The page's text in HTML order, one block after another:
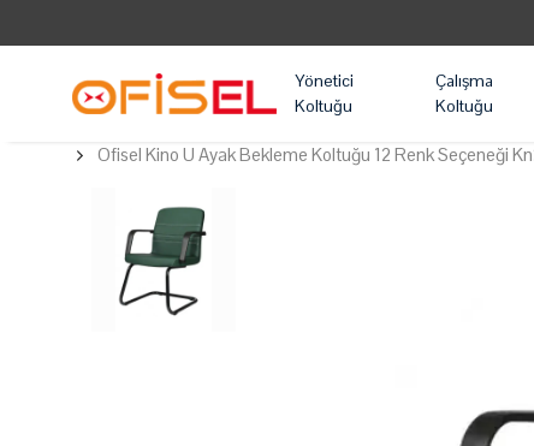
Yönetici
Koltuğu
Çalışma
Koltuğu
Ofisel Kino U Ayak Bekleme Koltuğu 12 Renk Seçeneği